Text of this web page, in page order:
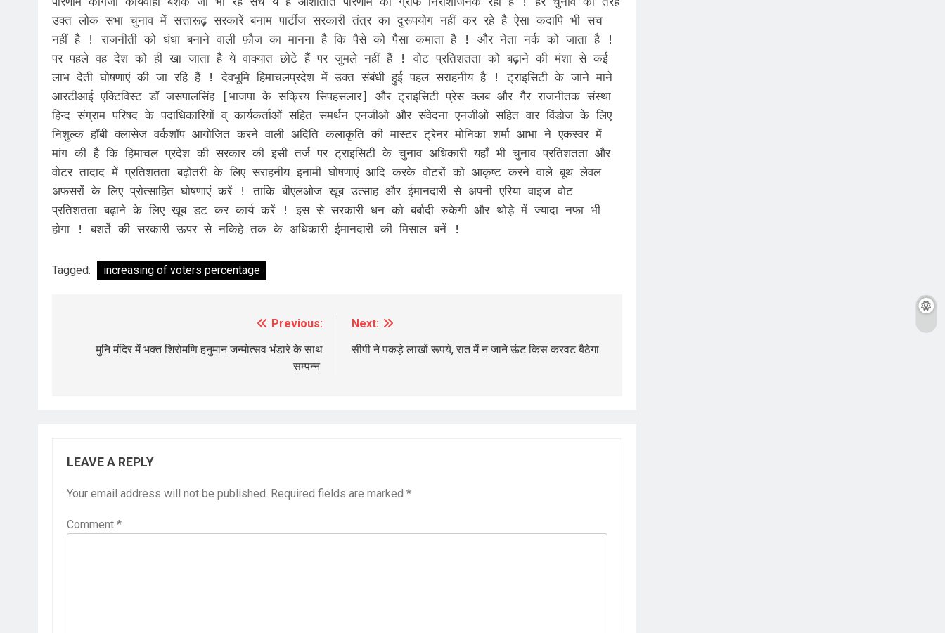
उक्त लोक सभा चुनाव में सत्तारूढ़ सरकारें बनाम पार्टीज सरकारी तंत्र का दुरूपयोग नहीं कर रहे है ऐसा कदापि भी सच
नहीं है ! राजनीती को धंधा बनाने वाली फ़ौज का मानना है कि पैसे को पैसा कमाता है ! और नेता नर्क को जाता है !
पर पहले वह देश को ही खा जाता है ये वाक्यात छोटे हैं पर जुमले नहीं हैं ! वोट प्रतिशतता को बढ़ाने की मंशा से कई
लाभ देती घोषणाएं की जा रहि हैं ! देवभूमि हिमाचलप्रदेश में उक्त संबंधी हुई पहल सराहनीय है ! ट्राइसिटी के जाने माने
आरटीआई एक्टिविस्ट डॉ जसपालसिंह [भाजपा के सक्रिय सिपहसलार] और ट्राइसिटी प्रेस क्लब और गैर राजनीतक संस्था
हिन्द संग्राम परिषद के पदाधिकारियों व् कार्यकर्ताओं सहित समर्थन एनजीओ और संवेदना एनजीओ सहित वार विंडोज के लिए
निशुल्क हॉबी क्लासेज वर्कशॉप आयोजित करने वाली अदिति कलाकृति की मास्टर ट्रेनर मोनिका शर्मा आभा ने एकस्वर में
मांग की है कि हिमाचल प्रदेश की सरकार की इसी तर्ज पर ट्राइसिटी के चुनाव अधिकारी यहाँ भी चुनाव प्रतिशतता और
वोटर तादाद में प्रतिशतता बढ़ोतरी के लिए सराहनीय इनामी घोषणाएं आदि करके वोटरों को आकृष्ट करने वाले बूथ लेवल
अफसरों के लिए प्रोत्साहित घोषणाएं करें ! ताकि बीएलओज खूब उत्साह और ईमानदारी से अपनी एरिया वाइज वोट
प्रतिशतता बढ़ाने के लिए खूब डट कर कार्य करें ! इस से सरकारी धन को बर्बादी रुकेगी और थोड़े में ज्यादा नफा भी
होगा ! बशर्ते की सरकारी ऊपर से नकिहे तक के अधिकारी ईमानदारी की मिसाल बनें !
Tagged: increasing of voters percentage
navigation
Previous:
मुनि मंदिर में भक्त शिरोमणि हनुमान जन्मोत्सव भंडारे के साथ
सम्पन्न
Next:
सीपी ने पकड़े लाखों रूपये, रात में न जाने ऊंट किस करवट बैठेगा
LEAVE A REPLY
Your email address will not be published. Required fields are marked *
Comment *